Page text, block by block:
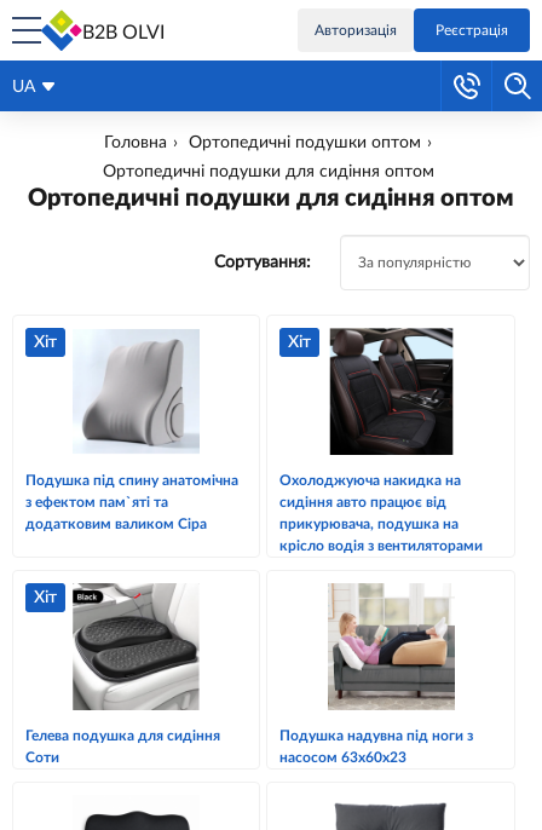
B2B OLVI Авторизація Реєстрація
UA
Головна
Ортопедичні подушки оптом
Ортопедичні подушки для сидіння оптом
Ортопедичні подушки для сидіння оптом
Сортування:
Хіт
Подушка під спину анатомічна
з ефектом пам`яті та
додатковим валиком Сіра
Хіт
Охолоджуюча накидка на
сидіння авто працює від
прикурювача, подушка на
крісло водія з вентиляторами
Хіт
Гелева подушка для сидіння
Соти
Подушка надувна під ноги з
насосом 63х60х23